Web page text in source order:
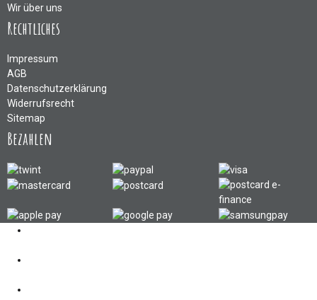
Wir über uns
Rechtliches
Impressum
AGB
Datenschutzerklärung
Widerrufsrecht
Sitemap
Bezahlen